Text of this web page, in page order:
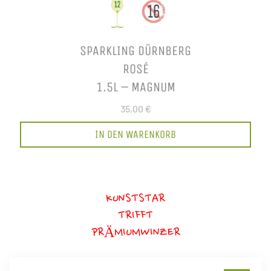
SPARKLING DÜRNBERG
ROSÉ
1.5L – MAGNUM
35,00 €
IN DEN WARENKORB
KUNSTSTAR
TRIFFT
PRÄMIUMWINZER